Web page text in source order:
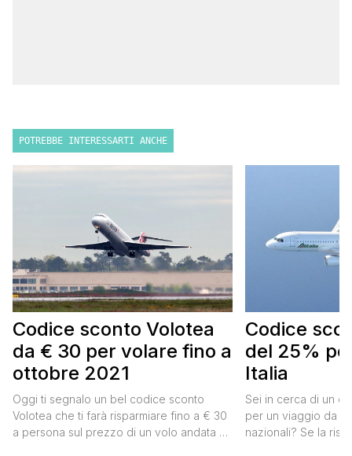
POTREBBE INTERESSARTI ANCHE
Codice sconto Volotea
da € 30 per volare fino a
ottobre 2021
Oggi ti segnalo un bel codice sconto
Volotea che ti farà risparmiare fino a € 30
a persona sul prezzo di un volo andata e
Codice
del 25%
Italia
Sei in cerca di un
per un viaggio da
nazionali? Se la